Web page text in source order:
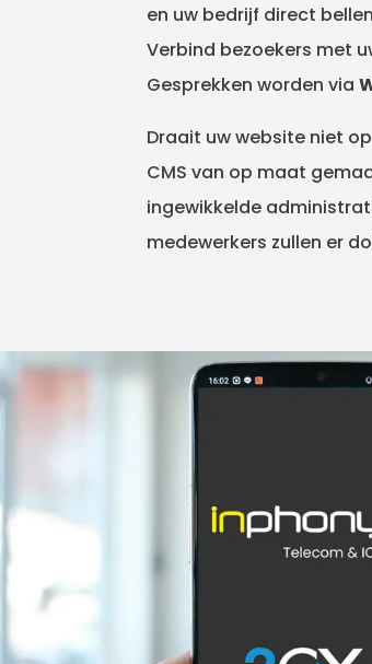
en uw bedrijf direct
Verbind bezoekers met
Gesprekken worden via
Draait uw website niet
CMS van op maat
ingewikkelde
medewerkers zullen er